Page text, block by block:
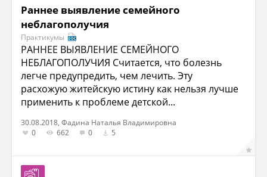
Раннее выявление семейного
неблагополучия
Практикумы
РАННЕЕ ВЫЯВЛЕНИЕ СЕМЕЙНОГО
НЕБЛАГОПОЛУЧИЯ Считается, что болезнь
легче предупредить, чем лечить. Эту
расхожую житейскую истину как нельзя лучше
применить к проблеме детской...
30.08.2018, Фадина Наталья Владимировна
0
662 0 5